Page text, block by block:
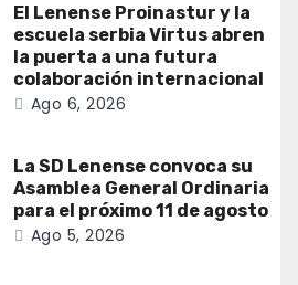
El Lenense Proinastur y la
escuela serbia Virtus abren
la puerta a una futura
colaboración internacional
Ago 6, 2026
La SD Lenense convoca su
Asamblea General Ordinaria
para el próximo 11 de agosto
Ago 5, 2026